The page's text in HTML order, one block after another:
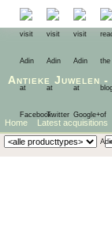
Antieke Juwelen -
Home Latest acquisitions